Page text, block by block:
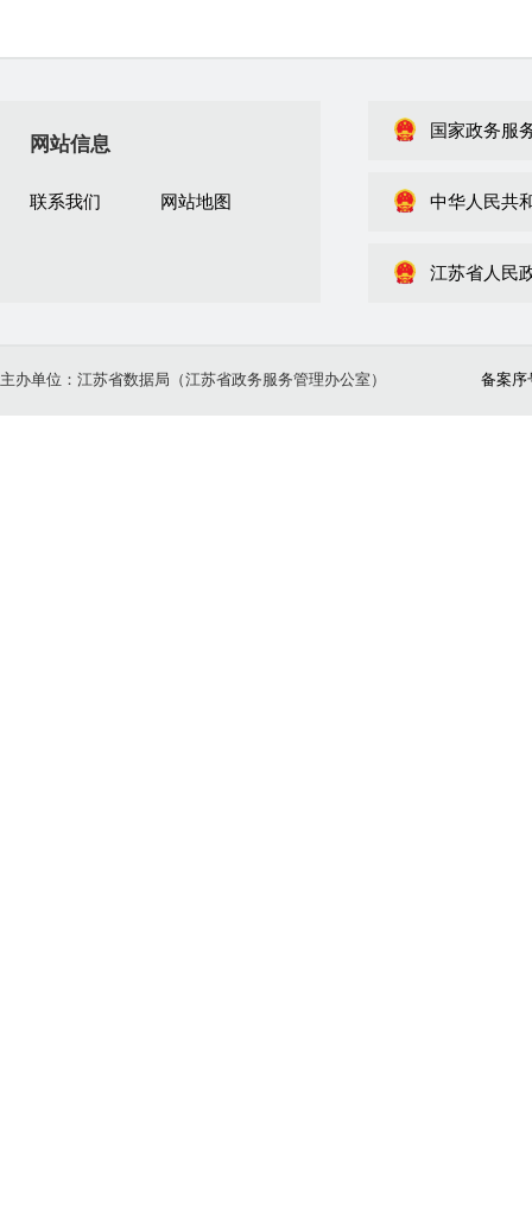
网站信息
联系我们 网站地图
国家政务服
中华人民共
江苏省人民
主办单位：江苏省数据局（江苏省政务服务管理办公室） 备案序